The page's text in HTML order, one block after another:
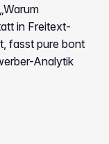
in Freitext-
fasst pure bont
Analytik